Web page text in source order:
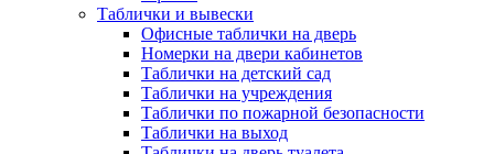
Таблички и вывески
Офисные таблички на дверь
Номерки на двери кабинетов
Таблички на детский сад
Таблички на учреждения
Таблички по пожарной безопасности
Таблички на выход